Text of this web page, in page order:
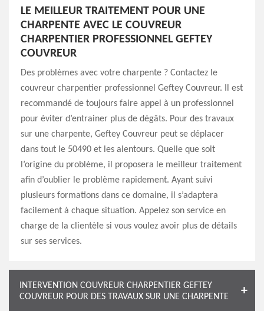
LE MEILLEUR TRAITEMENT POUR UNE
CHARPENTE AVEC LE COUVREUR
CHARPENTIER PROFESSIONNEL GEFTEY
COUVREUR
Des problèmes avec votre charpente ? Contactez le
couvreur charpentier professionnel Geftey Couvreur. Il est
recommandé de toujours faire appel à un professionnel
pour éviter d’entrainer plus de dégâts. Pour des travaux
sur une charpente, Geftey Couvreur peut se déplacer
dans tout le 50490 et les alentours. Quelle que soit
l’origine du problème, il proposera le meilleur traitement
afin d’oublier le problème rapidement. Ayant suivi
plusieurs formations dans ce domaine, il s’adaptera
facilement à chaque situation. Appelez son service en
charge de la clientèle si vous voulez avoir plus de détails
sur ses services.
INTERVENTION COUVREUR CHARPENTIER GEFTEY
COUVREUR POUR DES TRAVAUX SUR UNE CHARPENTE